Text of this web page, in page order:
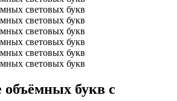
объёмных букв с